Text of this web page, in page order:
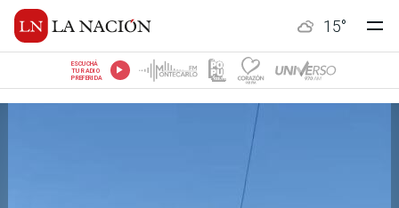
15°
ESCUCHÁ
TU RADIO
PREFERIDA